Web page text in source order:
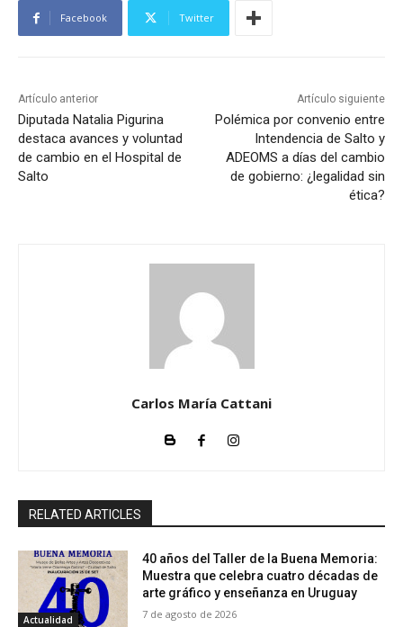
Facebook Twitter
Artículo anterior
Diputada Natalia Pigurina
destaca avances y voluntad
de cambio en el Hospital de
Salto
Artículo siguiente
Polémica por convenio entre
Intendencia de Salto y
ADEOMS a días del cambio
de gobierno: ¿legalidad sin
ética?
Carlos María Cattani
RELATED ARTICLES
Actualidad
40 años del Taller de la Buena Memoria:
Muestra que celebra cuatro décadas de
arte gráfico y enseñanza en Uruguay
7 de agosto de 2026